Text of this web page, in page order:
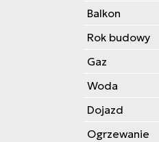
Balkon
Rok budowy
Gaz
Woda
Dojazd
Ogrzewanie